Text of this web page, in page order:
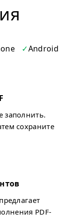
Android
заполнить.
сохраните
PDF-